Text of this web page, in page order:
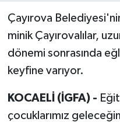
Çayırova
minik Çayırovalılar,
dönemi sonrasında
keyfine varıyor.
KOCAELİ (İGFA) -
çocuklarımız